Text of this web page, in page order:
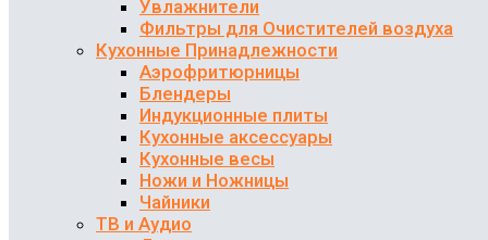
Увлажнители
Фильтры для Очистителей воздуха
Кухонные Принадлежности
Аэрофритюрницы
Блендеры
Индукционные плиты
Кухонные аксессуары
Кухонные весы
Ножи и Ножницы
Чайники
ТВ и Аудио